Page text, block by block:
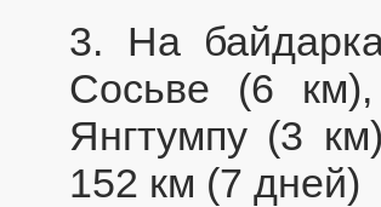
3. На
Сосьве (6
Янгтумпу (3
152 км (7 дней)